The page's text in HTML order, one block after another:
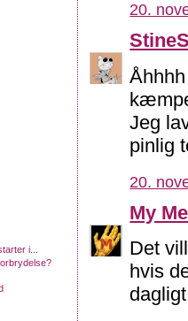
20.
Jeg
pinlig
20.
My
Det
hvis
i...